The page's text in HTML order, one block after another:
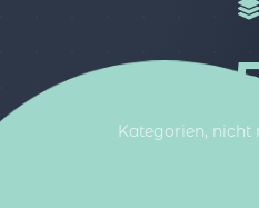
Kategorien, nicht